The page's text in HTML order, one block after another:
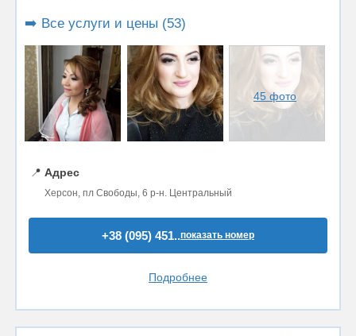
➡️ Все услуги и цены (53)
45 фото
📍 Адрес
Херсон, пл Свободы, 6 р-н. Центральный
+38 (095) 451..показать номер
Подробнее